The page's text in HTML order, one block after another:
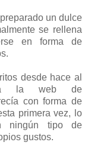
un dulce
se rellena
en forma de
desde hace al
la web de
con forma de
primera vez, lo
ningún tipo de
gustos.